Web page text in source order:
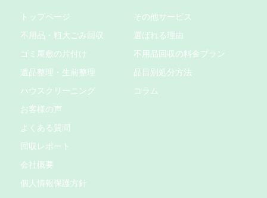
トップページ
不用品・粗大ごみ回収
ゴミ屋敷の片付け
遺品整理・生前整理
ハウスクリーニング
その他サービス
選ばれる理由
不用品回収の料金プラン
品目別処分方法
コラム
お客様の声
よくある質問
回収レポート
会社概要
個人情報保護方針